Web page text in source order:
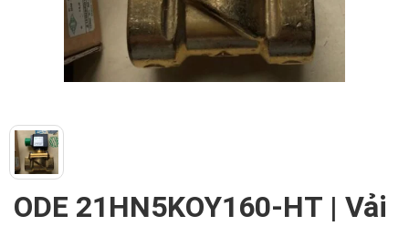
ODE 21HN5KOY160-HT | Vải